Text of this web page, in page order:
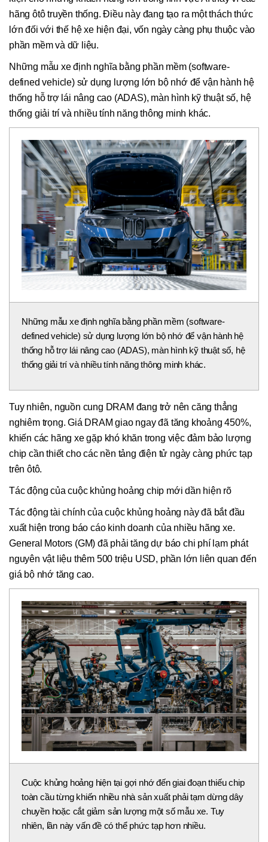
hãng ôtô truyền thống. Điều này đang tạo ra một thách thức
lớn đối với thế hệ xe hiện đại, vốn ngày càng phụ thuộc vào
phần mềm và dữ liệu.
Những mẫu xe định nghĩa bằng phần mềm (software-
defined vehicle) sử dụng lượng lớn bộ nhớ để vận hành hệ
thống hỗ trợ lái nâng cao (ADAS), màn hình kỹ thuật số, hệ
thống giải trí và nhiều tính năng thông minh khác.
Những mẫu xe định nghĩa bằng phần mềm (software-
defined vehicle) sử dụng lượng lớn bộ nhớ để vận hành hệ
thống hỗ trợ lái nâng cao (ADAS), màn hình kỹ thuật số, hệ
thống giải trí và nhiều tính năng thông minh khác.
Tuy nhiên, nguồn cung DRAM đang trở nên căng thẳng
nghiêm trọng. Giá DRAM giao ngay đã tăng khoảng 450%,
khiến các hãng xe gặp khó khăn trong việc đảm bảo lượng
chip cần thiết cho các nền tảng điện tử ngày càng phức tạp
trên ôtô.
Tác động của cuộc khủng hoảng chip mới dần hiện rõ
Tác động tài chính của cuộc khủng hoảng này đã bắt đầu
xuất hiện trong báo cáo kinh doanh của nhiều hãng xe.
General Motors (GM) đã phải tăng dự báo chi phí lạm phát
nguyên vật liệu thêm 500 triệu USD, phần lớn liên quan đến
giá bộ nhớ tăng cao.
Cuộc khủng hoảng hiện tại gợi nhớ đến giai đoạn thiếu chip
toàn cầu từng khiến nhiều nhà sản xuất phải tạm dừng dây
chuyền hoặc cắt giảm sản lượng một số mẫu xe. Tuy
nhiên, lần này vấn đề có thể phức tạp hơn nhiều.